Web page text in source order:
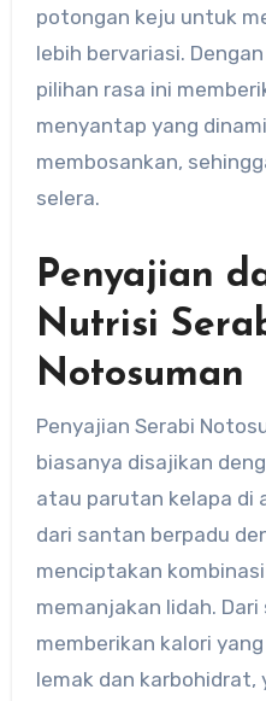
potongan keju untuk
lebih bervariasi.
pilihan rasa ini
menyantap yang
membosankan,
selera.
Penyajian
Nutrisi
Notosuman
Penyajian Serabi
biasanya disajikan
atau parutan kelapa di
dari santan berpadu
menciptakan
memanjakan lidah.
memberikan kalori
lemak dan karbohidrat,